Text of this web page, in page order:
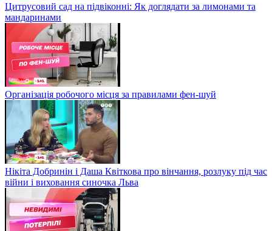
Цитрусовий сад на підвіконні: Як доглядати за лимонами та
мандаринами
Організація робочого місця за правилами фен-шуй
Нікіта Добринін і Даша Квіткова про вінчання, розлуку під час
війни і виховання синочка Льва